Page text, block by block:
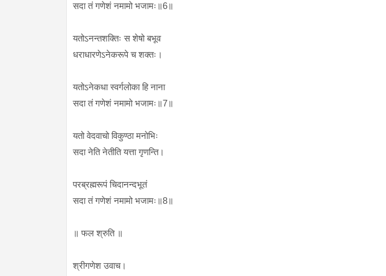
सदा तं गणेशं नमामो भजामः॥6॥
यतोऽनन्तशक्तिः स शेषो बभूव
धराधारणेऽनेकरूपे च शक्तः।
यतोऽनेकधा स्वर्गलोका हि नाना
सदा तं गणेशं नमामो भजामः॥7॥
यतो वेदवाचो विकुण्ठा मनोभिः
सदा नेति नेतीति यत्ता गृणन्ति।
परब्रह्मरूपं चिदानन्दभूतं
सदा तं गणेशं नमामो भजामः॥8॥
॥ फल श्रुति ॥
श्रीगणेश उवाच।